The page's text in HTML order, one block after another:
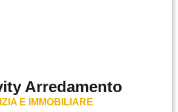
Arredamento
E IMMOBILIARE